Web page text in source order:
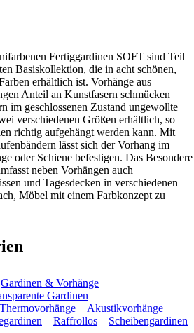
Fertiggardinen SOFT sind Teil
Basiskollektion, die in acht schönen,
erhältlich ist. Vorhänge aus
Anteil an Kunstfasern schmücken
im geschlossenen Zustand ungewollte
verschiedenen Größen erhältlich, so
richtig aufgehängt werden kann. Mit
lässt sich der Vorhang im
oder Schiene befestigen. Das Besondere
neben Vorhängen auch
und Tagesdecken in verschiedenen
Möbel mit einem Farbkonzept zu
Gardinen & Vorhänge
Gardinen
Thermovorhänge
Akustikvorhänge
Raffrollos
Scheibengardinen